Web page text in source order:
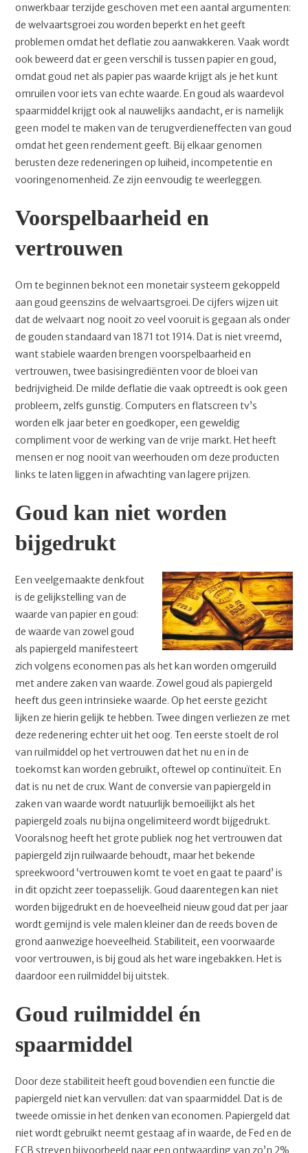
onwerkbaar terzijde geschoven met een aantal argumenten:
de welvaartsgroei zou worden beperkt en het geeft
problemen omdat het deflatie zou aanwakkeren. Vaak wordt
ook beweerd dat er geen verschil is tussen papier en goud,
omdat goud net als papier pas waarde krijgt als je het kunt
omruilen voor iets van echte waarde. En goud als waardevol
spaarmiddel krijgt ook al nauwelijks aandacht, er is namelijk
geen model te maken van de terugverdieneffecten van goud
omdat het geen rendement geeft. Bij elkaar genomen
berusten deze redeneringen op luiheid, incompetentie en
vooringenomenheid. Ze zijn eenvoudig te weerleggen.
Voorspelbaarheid en
vertrouwen
Om te beginnen beknot een monetair systeem gekoppeld
aan goud geenszins de welvaartsgroei. De cijfers wijzen uit
dat de welvaart nog nooit zo veel vooruit is gegaan als onder
de gouden standaard van 1871 tot 1914. Dat is niet vreemd,
want stabiele waarden brengen voorspelbaarheid en
vertrouwen, twee basisingrediënten voor de bloei van
bedrijvigheid. De milde deflatie die vaak optreedt is ook geen
probleem, zelfs gunstig. Computers en flatscreen tv’s
worden elk jaar beter en goedkoper, een geweldig
compliment voor de werking van de vrije markt. Het heeft
mensen er nog nooit van weerhouden om deze producten
links te laten liggen in afwachting van lagere prijzen.
Goud kan niet worden
bijgedrukt
Een veelgemaakte denkfout
is de gelijkstelling van de
waarde van papier en goud:
de waarde van zowel goud
als papiergeld manifesteert
zich volgens economen pas als het kan worden omgeruild
met andere zaken van waarde. Zowel goud als papiergeld
heeft dus geen intrinsieke waarde. Op het eerste gezicht
lijken ze hierin gelijk te hebben. Twee dingen verliezen ze met
deze redenering echter uit het oog. Ten eerste stoelt de rol
van ruilmiddel op het vertrouwen dat het nu en in de
toekomst kan worden gebruikt, oftewel op continuïteit. En
dat is nu net de crux. Want de conversie van papiergeld in
zaken van waarde wordt natuurlijk bemoeilijkt als het
papiergeld zoals nu bijna ongelimiteerd wordt bijgedrukt.
Vooralsnog heeft het grote publiek nog het vertrouwen dat
papiergeld zijn ruilwaarde behoudt, maar het bekende
spreekwoord ‘vertrouwen komt te voet en gaat te paard’ is
in dit opzicht zeer toepasselijk. Goud daarentegen kan niet
worden bijgedrukt en de hoeveelheid nieuw goud dat per jaar
wordt gemijnd is vele malen kleiner dan de reeds boven de
grond aanwezige hoeveelheid. Stabiliteit, een voorwaarde
voor vertrouwen, is bij goud als het ware ingebakken. Het is
daardoor een ruilmiddel bij uitstek.
Goud ruilmiddel én
spaarmiddel
Door deze stabiliteit heeft goud bovendien een functie die
papiergeld niet kan vervullen: dat van spaarmiddel. Dat is de
tweede omissie in het denken van economen. Papiergeld dat
niet wordt gebruikt neemt gestaag af in waarde, de Fed en de
ECB streven bijvoorbeeld naar een ontwaarding van zo’n 2%